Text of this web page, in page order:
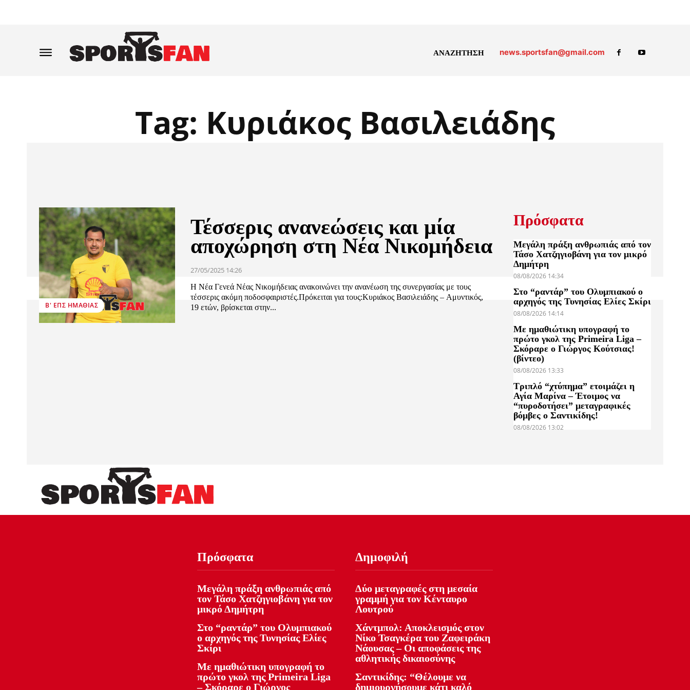
ΑΝΑΖΗΤΗΣΗ news.sportsfan@gmail.com
Tag: Κυριάκος Βασιλειάδης
Β' ΕΠΣ ΗΜΑΘΊΑΣ
Τέσσερις ανανεώσεις και μία
αποχώρηση στη Νέα Νικομήδεια
27/05/2025 14:26
Η Νέα Γενεά Νέας Νικομήδειας ανακοινώνει την ανανέωση της συνεργασίας με τους
τέσσερις ακόμη ποδοσφαιριστές.Πρόκειται για τους:Κυριάκος Βασιλειάδης – Αμυντικός,
19 ετών, βρίσκεται στην...
Πρόσφατα
Μεγάλη πράξη ανθρωπιάς από τον
Τάσο Χατζηγιοβάνη για τον μικρό
Δημήτρη
08/08/2026 14:34
Στο “ραντάρ” του Ολυμπιακού ο
αρχηγός της Τυνησίας Ελίες Σκίρι
08/08/2026 14:14
Με ημαθιώτικη υπογραφή το
πρώτο γκολ της Primeira Liga –
Σκόραρε ο Γιώργος Κούτσιας!
(βίντεο)
08/08/2026 13:33
Τριπλό “χτύπημα” ετοιμάζει η
Αγία Μαρίνα – Έτοιμος να
“πυροδοτήσει” μεταγραφικές
βόμβες ο Σαντικίδης!
08/08/2026 13:02
Πρόσφατα
Μεγάλη πράξη ανθρωπιάς από
τον Τάσο Χατζηγιοβάνη για τον
μικρό Δημήτρη
Στο “ραντάρ” του Ολυμπιακού
ο αρχηγός της Τυνησίας Ελίες
Σκίρι
Με ημαθιώτικη υπογραφή το
πρώτο γκολ της Primeira Liga
– Σκόραρε ο Γιώργος
Δημοφιλή
Δύο μεταγραφές στη μεσαία
γραμμή για τον Κένταυρο
Λουτρού
Χάντμπολ: Αποκλεισμός στον
Νίκο Τσαγκέρα του Ζαφειράκη
Νάουσας – Οι αποφάσεις της
αθλητικής δικαιοσύνης
Σαντικίδης: “Θέλουμε να
δημιουργήσουμε κάτι καλό